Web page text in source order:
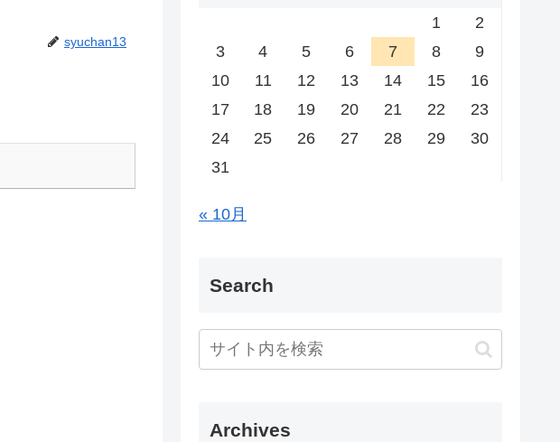
syuchan13
1
2
3
4 5 6 7 8
9
10
11 12 13 14 15
16
17
18 19 20 21 22
23
24
25 26 27 28 29
30
31
« 10月
Search
Archives